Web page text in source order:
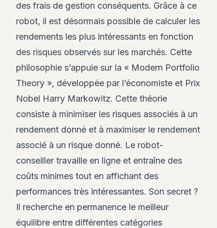
26
Andy
24
Andy
Andy
22
Andy
19
Andy
Andy
16
15
Andy
14
Andy
Andy
12
des frais de gestion conséquents. Grâce à ce
robot, il est désormais possible de calculer les
rendements les plus intéressants en fonction
des risques observés sur les marchés. Cette
philosophie s’appuie sur la « Modern Portfolio
Theory », développée par l’économiste et Prix
Nobel Harry Markowitz. Cette théorie
consiste à minimiser les risques associés à un
rendement donné et à maximiser le rendement
associé à un risque donné. Le robot-
conseiller travaille en ligne et entraîne des
coûts minimes tout en affichant des
performances très intéressantes. Son secret ?
Il recherche en permanence le meilleur
équilibre entre différentes catégories